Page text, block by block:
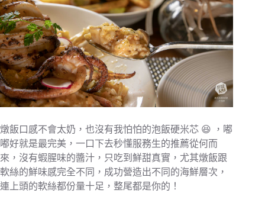
燉飯口感不會太奶，也沒有我怕怕的泡飯硬米芯 😆 ，嘟
嘟好就是最完美，一口下去秒懂服務生的推薦從何而
來，沒有蝦腥味的醬汁，只吃到鮮甜真實，尤其燉飯跟
軟絲的鮮味感完全不同，成功營造出不同的海鮮層次，
連上頭的軟絲都份量十足，整尾都是你的！